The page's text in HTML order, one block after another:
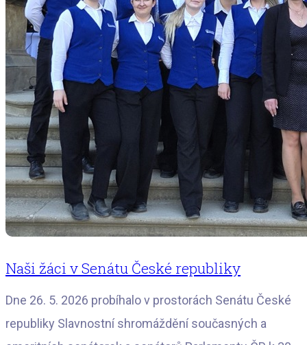
Naši žáci v Senátu České republiky
Dne 26. 5. 2026 probíhalo v prostorách Senátu České
republiky Slavnostní shromáždění současných a